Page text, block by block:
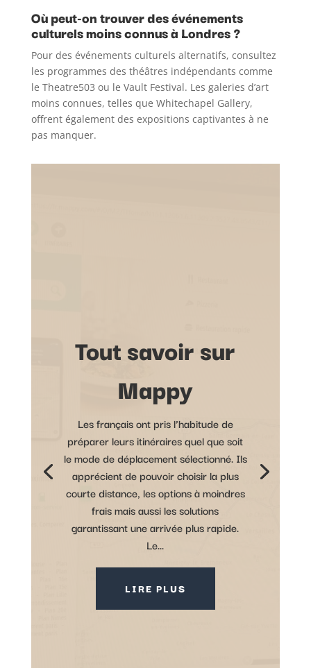
Où peut-on trouver des événements
culturels moins connus à Londres ?
Pour des événements culturels alternatifs, consultez
les programmes des théâtres indépendants comme
le Theatre503 ou le Vault Festival. Les galeries d’art
moins connues, telles que Whitechapel Gallery,
offrent également des expositions captivantes à ne
pas manquer.
Tout savoir sur
Mappy
Les français ont pris l’habitude de
préparer leurs itinéraires quel que soit
le mode de déplacement sélectionné. Ils
apprécient de pouvoir choisir la plus
courte distance, les options à moindres
frais mais aussi les solutions
garantissant une arrivée plus rapide.
Le...
LIRE PLUS